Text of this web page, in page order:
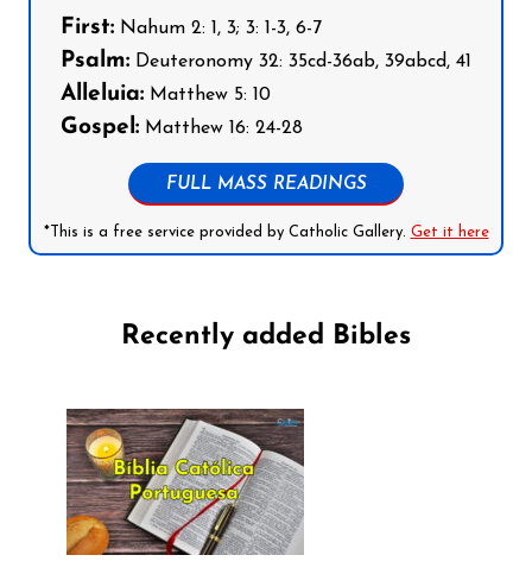
First: Nahum 2: 1, 3; 3: 1-3, 6-7
Psalm: Deuteronomy 32: 35cd-36ab, 39abcd, 41
Alleluia: Matthew 5: 10
Gospel: Matthew 16: 24-28
FULL MASS READINGS
*This is a free service provided by Catholic Gallery. Get it here
Recently added Bibles